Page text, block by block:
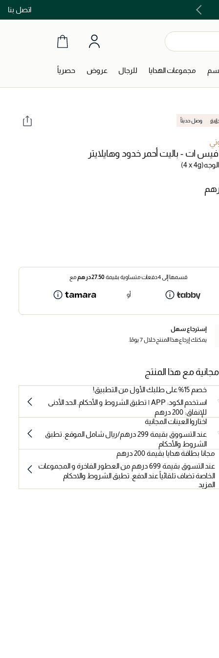
اتصل بنااشتري الآن و ادفع لاحقاً مع تابي و تمارا!
مجموعات الهدايا للرجال عروض حصرياً
وصل حديثاً
ات - باليت أحمر خدود وهايلايتر
(4 x 4g)
قسمها إلى 4 دفعات متساوية بقيمة 27.50درهممع
أو
إسترجاع سهل
يمكنك إرجاع هذا المنتج خلال 7 يومًا.
مع هذا المنتج
خصم 15% على طلبك الأول من التطبيق!
استخدم الكود: APP | تطبق الشروط و الأحكام. الحد الأدنى
للإنفاق: 200 درهم
اختاروا العينات المجانية
عند التسووق بقيمة 299 درهم/ريال شامل الموقع. تطبق
الشروط والأحكام
مجانا بطاقة هدايا بقيمة 200 درهم
عند التسوق بقيمة 699 درهم من العطور الفاخرة و المجموعات
الخاصة تضاف تلقائياً عند الدفع. تطبق الشروط والاحكام
المزيد